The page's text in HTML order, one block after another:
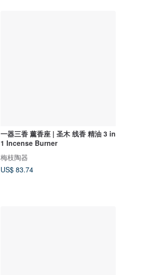
一器三香 薰香座 | 圣木 线香 精油 3 in
1 Incense Burner
梅枝陶器
US$ 83.74